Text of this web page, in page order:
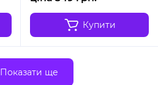
Купити
Показати ще